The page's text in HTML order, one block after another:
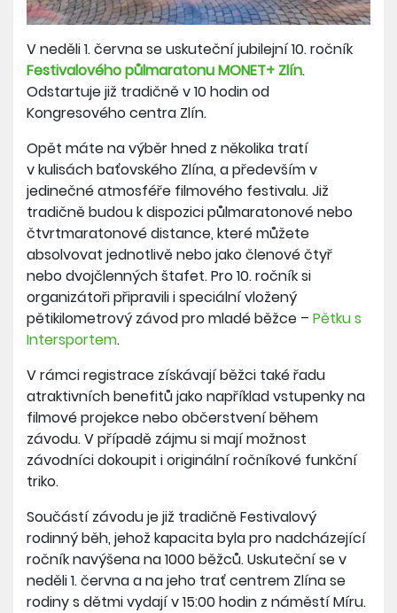
V neděli 1. června se uskuteční jubilejní 10. ročník
Festivalového půlmaratonu MONET+ Zlín.
Odstartuje již tradičně v 10 hodin od
Kongresového centra Zlín.
Opět máte na výběr hned z několika tratí
v kulisách baťovského Zlína, a především v
jedinečné atmosféře filmového festivalu. Již
tradičně budou k dispozici půlmaratonové nebo
čtvrtmaratonové distance, které můžete
absolvovat jednotlivě nebo jako členové čtyř
nebo dvojčlenných štafet. Pro 10. ročník si
organizátoři připravili i speciální vložený
pětikilometrový závod pro mladé běžce – Pětku s
Intersportem.
V rámci registrace získávají běžci také řadu
atraktivních benefitů jako například vstupenky na
filmové projekce nebo občerstvení během
závodu. V případě zájmu si mají možnost
závodníci dokoupit i originální ročníkové funkční
triko.
Součástí závodu je již tradičně Festivalový
rodinný běh, jehož kapacita byla pro nadcházející
ročník navýšena na 1000 běžců. Uskuteční se v
neděli 1. června a na jeho trať centrem Zlína se
rodiny s dětmi vydají v 15:00 hodin z náměstí Míru.